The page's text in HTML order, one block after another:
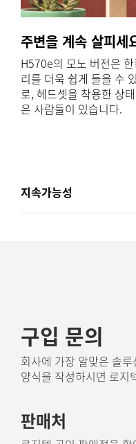
주변을 계속 살피세
H570e의 모노 버전은
리를 더욱 쉽게 들을 수
로, 헤드셋을 착용한 상
은 사람들이 있습니다.
지속가능성
재활용
구입 문의
회사에 가장 알맞은 솔
양식을 작성하시면 로지
판매처